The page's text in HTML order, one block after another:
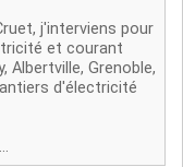
j'interviens pour
et courant
Albertville, Grenoble,
d'électricité